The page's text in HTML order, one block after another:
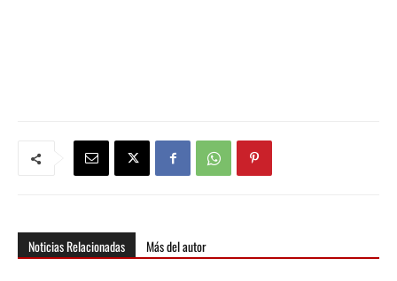
Noticias Relacionadas Más del autor